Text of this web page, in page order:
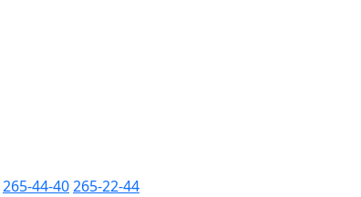
265-44-40265-22-44